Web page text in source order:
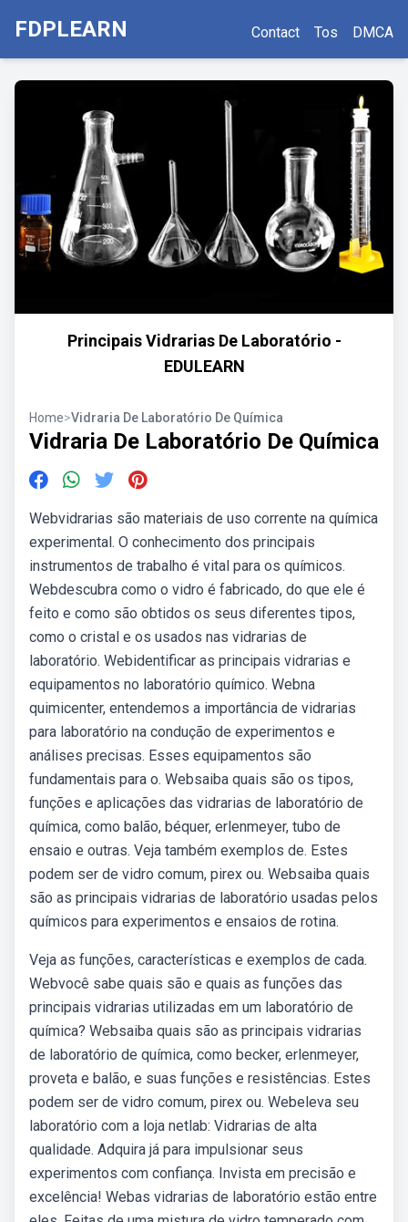
FDPLEARN Contact Tos DMCA
Principais Vidrarias De Laboratório -
EDULEARN
Home>Vidraria De Laboratório De Química
Vidraria De Laboratório De Química
Webvidrarias são materiais de uso corrente na química
experimental. O conhecimento dos principais
instrumentos de trabalho é vital para os químicos.
Webdescubra como o vidro é fabricado, do que ele é
feito e como são obtidos os seus diferentes tipos,
como o cristal e os usados nas vidrarias de
laboratório. Webidentificar as principais vidrarias e
equipamentos no laboratório químico. Webna
quimicenter, entendemos a importância de vidrarias
para laboratório na condução de experimentos e
análises precisas. Esses equipamentos são
fundamentais para o. Websaiba quais são os tipos,
funções e aplicações das vidrarias de laboratório de
química, como balão, béquer, erlenmeyer, tubo de
ensaio e outras. Veja também exemplos de. Estes
podem ser de vidro comum, pirex ou. Websaiba quais
são as principais vidrarias de laboratório usadas pelos
químicos para experimentos e ensaios de rotina.
Veja as funções, características e exemplos de cada.
Webvocê sabe quais são e quais as funções das
principais vidrarias utilizadas em um laboratório de
química? Websaiba quais são as principais vidrarias
de laboratório de química, como becker, erlenmeyer,
proveta e balão, e suas funções e resistências. Estes
podem ser de vidro comum, pirex ou. Webeleva seu
laboratório com a loja netlab: Vidrarias de alta
qualidade. Adquira já para impulsionar seus
experimentos com confiança. Invista em precisão e
excelência! Webas vidrarias de laboratório estão entre